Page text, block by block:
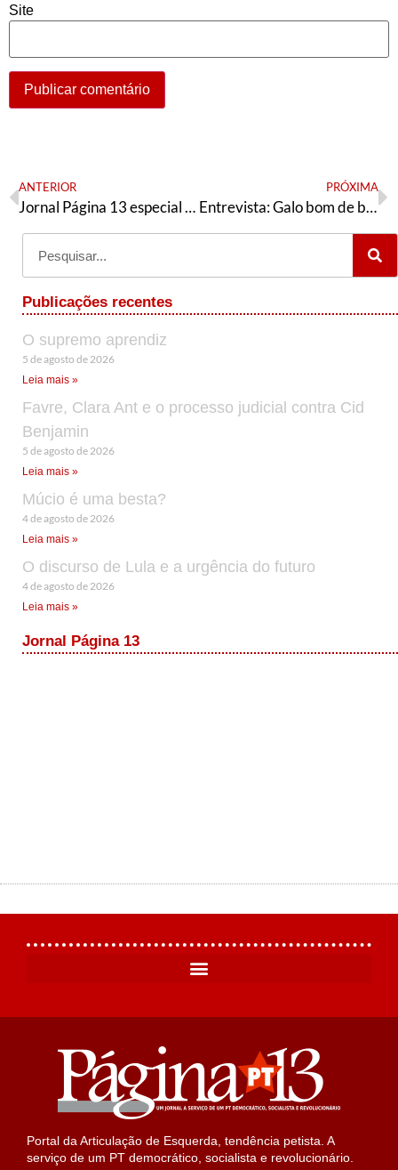
Site
ANTERIOR
Jornal Página 13 especial Campinas
PRÓXIMA
Entrevista: Galo bom de briga
Publicações recentes
O supremo aprendiz
5 de agosto de 2026
Leia mais »
Favre, Clara Ant e o processo judicial contra Cid
Benjamin
5 de agosto de 2026
Leia mais »
Múcio é uma besta?
4 de agosto de 2026
Leia mais »
O discurso de Lula e a urgência do futuro
4 de agosto de 2026
Leia mais »
Jornal Página 13
Portal da Articulação de Esquerda, tendência petista. A
serviço de um PT democrático, socialista e revolucionário.